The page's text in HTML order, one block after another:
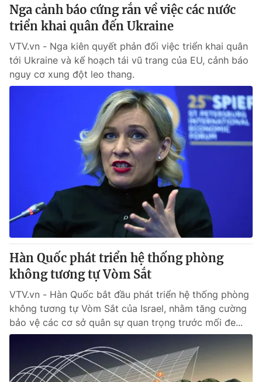
Nga cảnh báo cứng rắn về việc các nước
triển khai quân đến Ukraine
VTV.vn - Nga kiên quyết phản đối việc triển khai quân
tới Ukraine và kế hoạch tái vũ trang của EU, cảnh báo
nguy cơ xung đột leo thang.
Hàn Quốc phát triển hệ thống phòng
không tương tự Vòm Sắt
VTV.vn - Hàn Quốc bắt đầu phát triển hệ thống phòng
không tương tự Vòm Sắt của Israel, nhằm tăng cường
bảo vệ các cơ sở quân sự quan trọng trước mối đe...